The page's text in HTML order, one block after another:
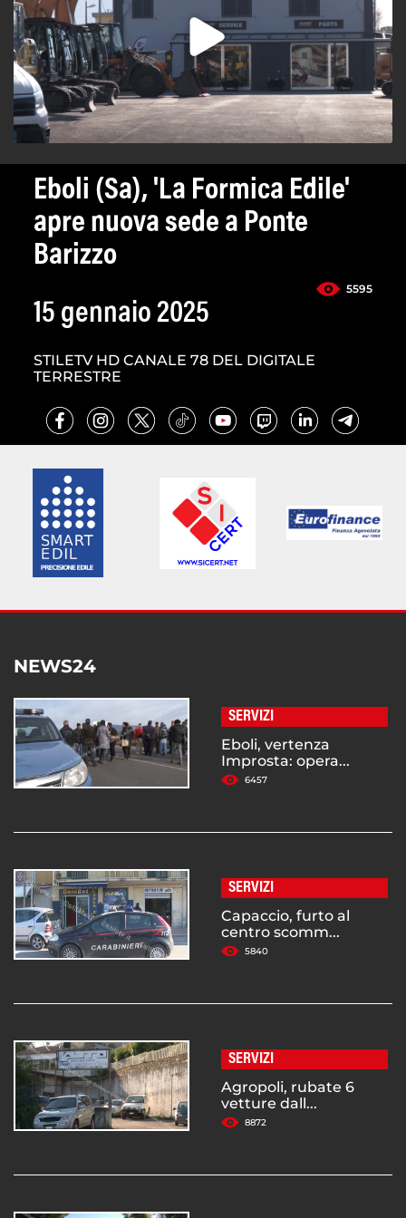
Eboli (Sa), 'La Formica Edile'
apre nuova sede a Ponte
Barizzo
5595
15 gennaio 2025
STILETV HD CANALE 78 DEL DIGITALE
TERRESTRE
NEWS24
SERVIZI
Eboli, vertenza
Improsta: opera...
6457
SERVIZI
Capaccio, furto al
centro scomm...
5840
SERVIZI
Agropoli, rubate 6
vetture dall...
8872